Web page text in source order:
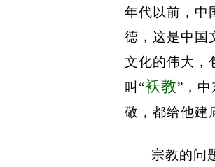
年代以前，中
德，这是中国
文化的伟大，
叫“袄教”，
敬，都给他建
宗教的问